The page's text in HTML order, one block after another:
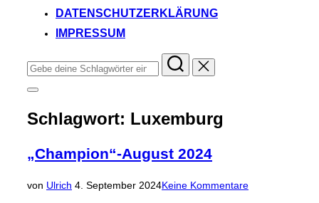
DATENSCHUTZERKLÄRUNG
IMPRESSUM
Suchen
nach:
Seitenleiste
Navigation
umschalten
Schlagwort: Luxemburg
„Champion“-August 2024
von Ulrich Veröffentlicht
4. September 2024Keine Kommentare